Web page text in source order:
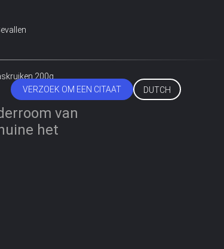
VERZOEK OM EEN CITAAT DUTCH
200g
van
het